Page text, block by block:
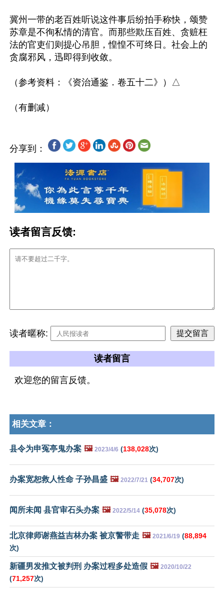
冀州一带的老百姓听说这件事后纷拍手称快，颂赞
苏章是不徇私情的清官。而那些欺压百姓、贪赃枉
法的官吏们则提心吊胆，惶惶不可终日。社会上的
贪腐邪风，迅即得到收敛。
（参考资料：《资治通鉴．卷五十二》）△
分享到：
读者留言反馈:
读者暱称:
读者留言
欢迎您的留言反馈。
相关文章：
县令为申冤亭鬼办案 🖼️ 2023/4/6 (138,028次)
办案宽恕救人性命 子孙昌盛 🖼️ 2022/7/21 (34,707次)
闻所未闻 县官审石头办案 🖼️ 2022/5/14 (35,078次)
北京律师谢燕益吉林办案 被京警带走 🖼️ 2021/6/19 (88,894
次)
新疆男发推文被判刑 办案过程多处造假 🖼️ 2020/10/22
(71,257次)